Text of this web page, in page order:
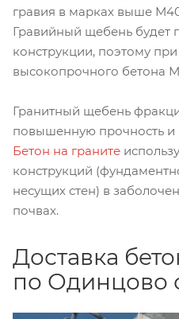
гравия в марках выше
Гравийный щебень будет
конструкции, поэтому
высокопрочного бетона
Гранитный щебень
повышенную прочность и
Бетон на граните
конструкций
несущих стен) в
почвах.
Доставка
по Одинцово